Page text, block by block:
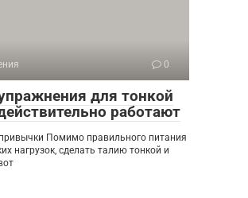
0
для тонкой
работают
Помимо правильного питания
нагрузок, сделать талию тонкой и